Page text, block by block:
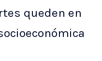
queden en